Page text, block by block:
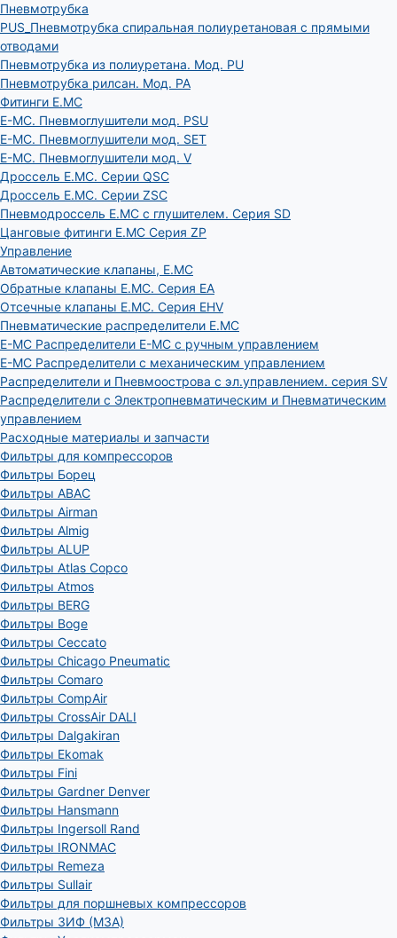
Пневмотрубка
PUS_Пневмотрубка спиральная полиуретановая с прямыми
отводами
Пневмотрубка из полиуретана. Мод. РU
Пневмотрубка рилсан. Мод. PA
Фитинги E.MC
E-MC. Пневмоглушители мод. PSU
E-MC. Пневмоглушители мод. SET
E-MC. Пневмоглушители мод. V
Дроссель E.MC. Серии QSC
Дроссель E.MC. Серии ZSC
Пневмодроссель E.MC с глушителем. Серия SD
Цанговые фитинги E.MC Серия ZP
Управление
Автоматические клапаны, Е.МС
Обратные клапаны E.MC. Серия EA
Отсечные клапаны E.MC. Серия EHV
Пневматические распределители E.MC
E-MC Распределители E-MC с ручным управлением
E-MC Распределители с механическим управлением
Распределители и Пневмоострова с эл.управлением. серия SV
Распределители с Электропневматическим и Пневматическим
управлением
Расходные материалы и запчасти
Фильтры для компрессоров
Фильтры Борец
Фильтры ABAC
Фильтры Airman
Фильтры Almig
Фильтры ALUP
Фильтры Atlas Copco
Фильтры Atmos
Фильтры BERG
Фильтры Boge
Фильтры Ceccato
Фильтры Chicago Pneumatic
Фильтры Comaro
Фильтры CompAir
Фильтры CrossAir DALI
Фильтры Dalgakiran
Фильтры Ekomak
Фильтры Fini
Фильтры Gardner Denver
Фильтры Hansmann
Фильтры Ingersoll Rand
Фильтры IRONMAC
Фильтры Remeza
Фильтры Sullair
Фильтры для поршневых компрессоров
Фильтры ЗИФ (МЗА)